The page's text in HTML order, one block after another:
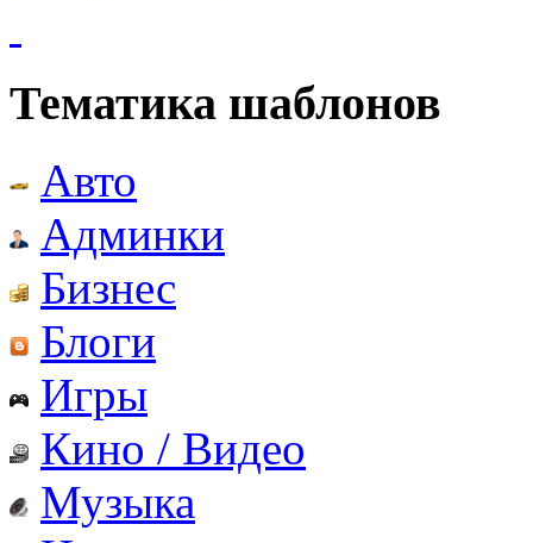
Тематика шаблонов
Авто
Админки
Бизнес
Блоги
Игры
Кино / Видео
Музыка